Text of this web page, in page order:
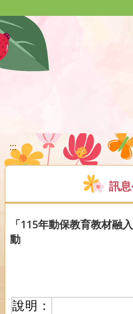
:::
訊
「115年動保教育教材融
動
說明：